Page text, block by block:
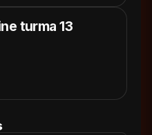
turma 13